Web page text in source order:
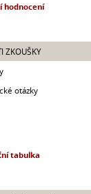
hodnocení
ZKOUŠKY
otázky
tabulka